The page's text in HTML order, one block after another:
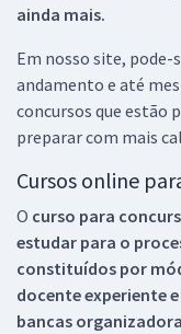
ainda mais.
Em nosso site, pode-
andamento e até
concursos que estão
preparar com mais
Cursos online
O curso para
estudar para o
constituídos por
docente experiente
bancas